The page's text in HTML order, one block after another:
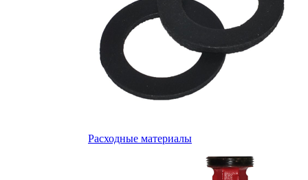
Расходные материалы